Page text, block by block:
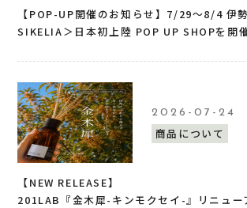
【POP-UP開催のお知らせ】7/29〜8/4 伊
SIKELIA＞日本初上陸 POP UP SHOPを開
2026-07-24
商品について
【NEW RELEASE】
201LAB『金木犀-キンモクセイ-』リニュー